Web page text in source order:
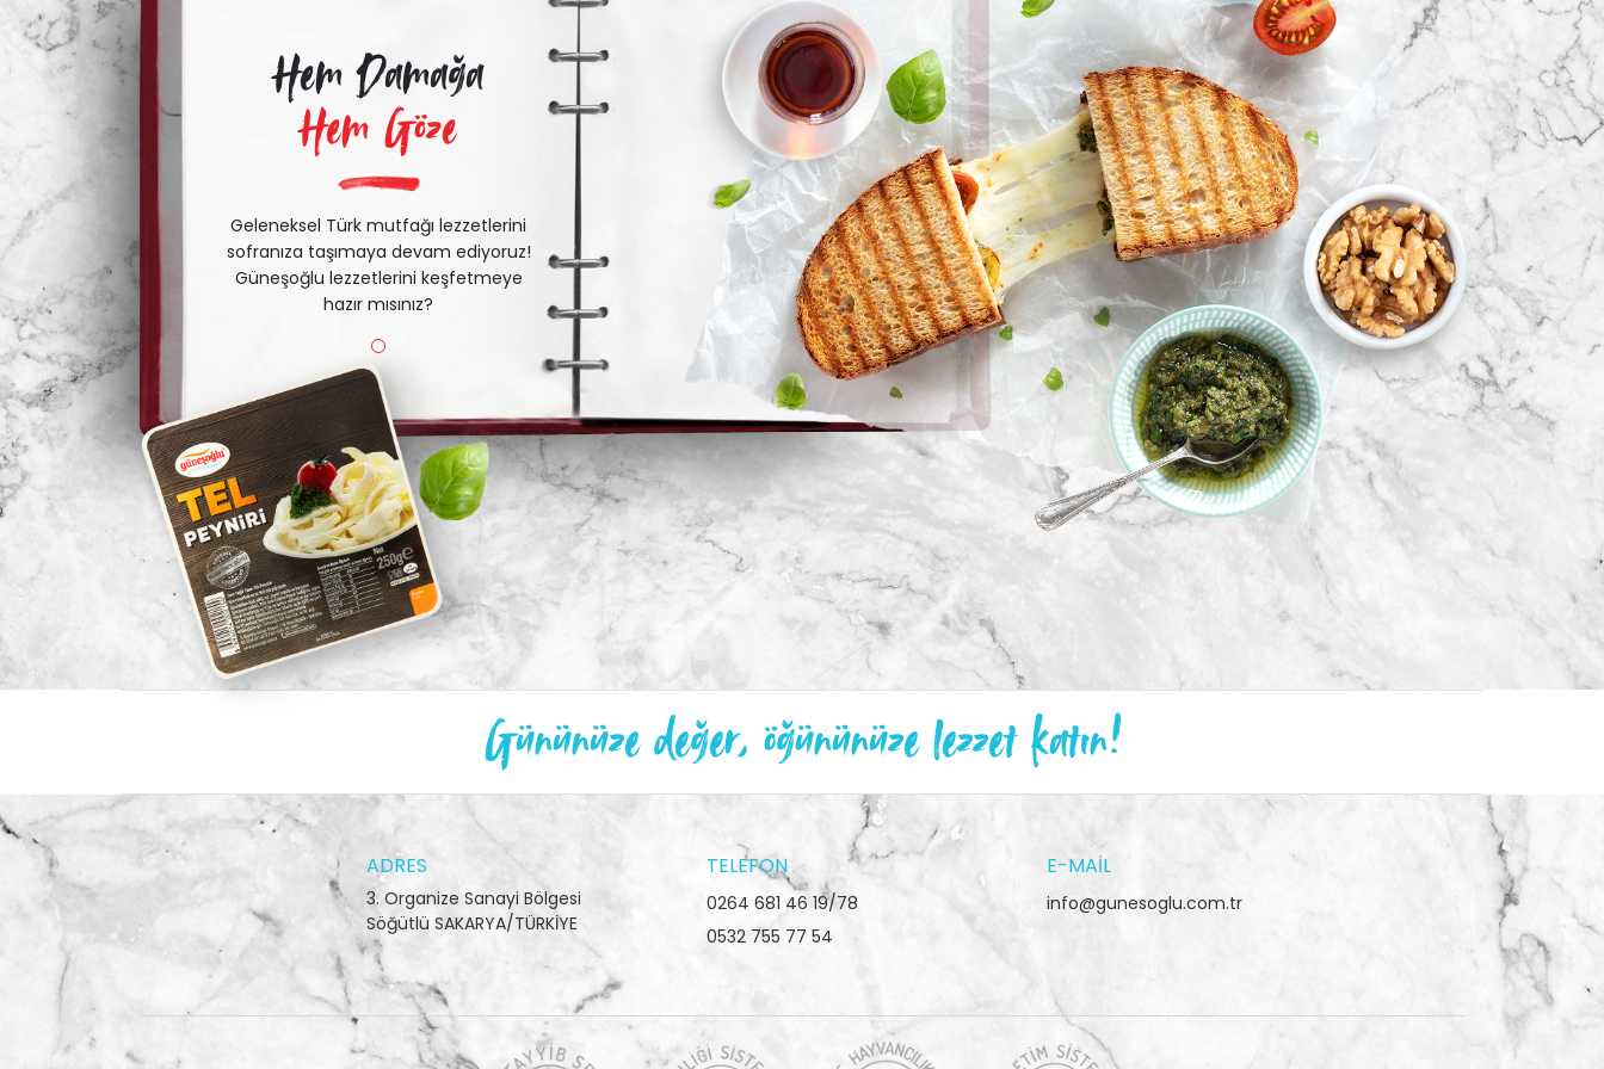
Hem Damağa
Hem Göze
Geleneksel Türk mutfağı lezzetlerini
sofranıza taşımaya devam ediyoruz!
Güneşoğlu lezzetlerini keşfetmeye
hazır mısınız?
Gününüze değer, öğününüze lezzet katın!
ADRES
3. Organize Sanayi Bölgesi
Söğütlü SAKARYA/TÜRKİYE
TELEFON
0264 681 46 19/78
0532 755 77 54
E-MAIL
info@gunesoglu.com.tr